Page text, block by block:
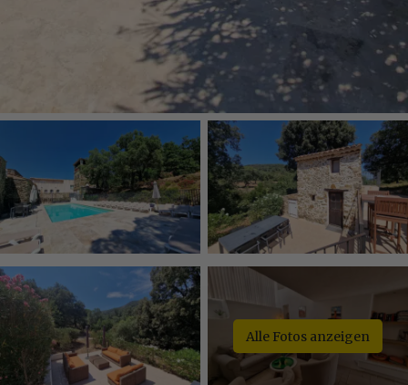
Alle Fotos anzeigen